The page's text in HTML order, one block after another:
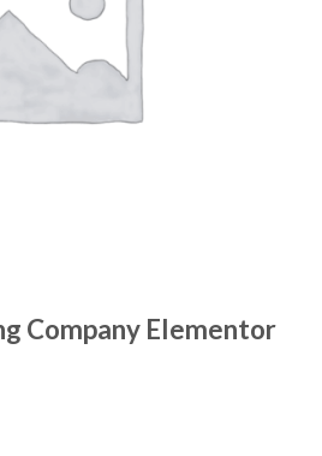
Company Elementor